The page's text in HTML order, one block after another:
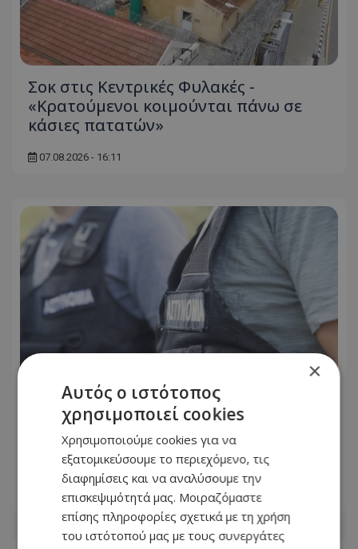
Σοκ στις Κεντρικές Φυλακές -
«Κρατούμενοι κοιμούνται πάνω σε
κάσιες πατατών»
07.08.2026 - 16:11
Αστυνομία: Ακυρώθηκαν έξι
προκηρύξεις για εξειδικευμένο
προσωπικό – Τι αλλάζει
07.08.2026 - 14:22
×
Αυτός ο ιστότοπος
χρησιμοποιεί cookies
Χρησιμοποιούμε cookies για να
εξατομικεύσουμε το περιεχόμενο, τις
διαφημίσεις και να αναλύσουμε την
επισκεψιμότητά μας. Μοιραζόμαστε
επίσης πληροφορίες σχετικά με τη χρήση
του ιστότοπού μας με τους συνεργάτες